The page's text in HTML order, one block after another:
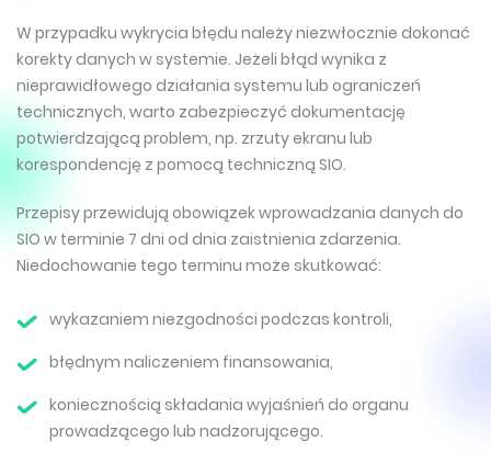
W przypadku wykrycia błędu należy niezwłocznie dokonać
korekty danych w systemie. Jeżeli błąd wynika z
nieprawidłowego działania systemu lub ograniczeń
technicznych, warto zabezpieczyć dokumentację
potwierdzającą problem, np. zrzuty ekranu lub
korespondencję z pomocą techniczną SIO.
Przepisy przewidują obowiązek wprowadzania danych do
SIO w terminie 7 dni od dnia zaistnienia zdarzenia.
Niedochowanie tego terminu może skutkować:
wykazaniem niezgodności podczas kontroli,
błędnym naliczeniem finansowania,
koniecznością składania wyjaśnień do organu
prowadzącego lub nadzorującego.